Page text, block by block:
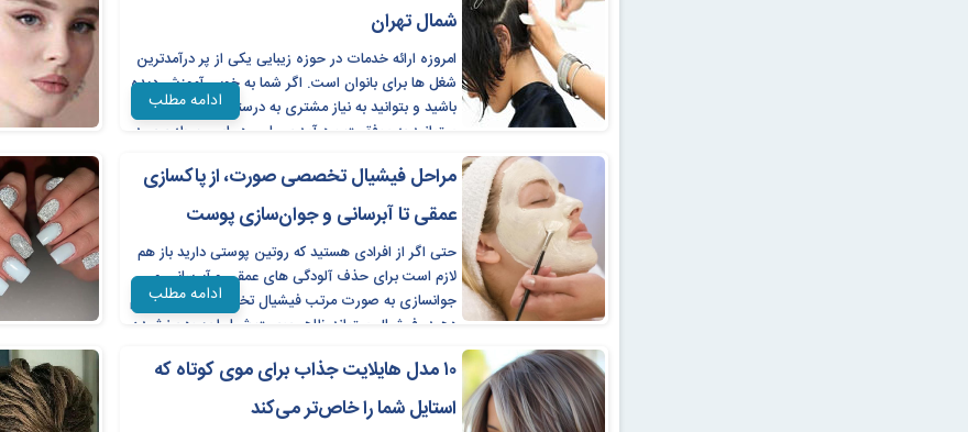
شمال تهران
امروزه ارائه خدمات در حوزه زیبایی یکی از پر درآمدترین
شغل ها برای بانوان است. اگر شما به خوبی آموزش دیده
باشید و بتوانید به نیاز مشتری به درستی پاسخ دهید
میتوانید به موفقیت و درآمد بسیاری در این حیطه برسید.
هزینه و امکانات تنها با هنر خود میتوانید به درآمدزایی
برسید.
ادامه مطلب
مراحل فیشیال تخصصی صورت، از پاکسازی
عمقی تا آبرسانی و جوان‌سازی پوست
حتی اگر از افرادی هستید که روتین پوستی دارید باز هم
لازم است برای حذف آلودگی های عمقی و آبرسانی و
جوانسازی به صورت مرتب فیشیال تخصصی پوست انجام
دهید. فیشیال میتواند ظاهر پوست شما را بهبود بخشیده
ادامه مطلب
۱۰ مدل هایلایت جذاب برای موی کوتاه که
استایل شما را خاص‌تر می‌کند